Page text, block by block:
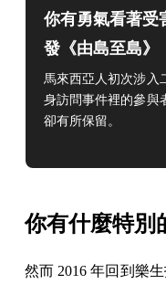
你有勇氣看著
發《由島至島》
馬來西亞人初次涉入
身訪問事件裡的參與
卻有所保留。
你有什麼特別
然而 2016 年回到樂